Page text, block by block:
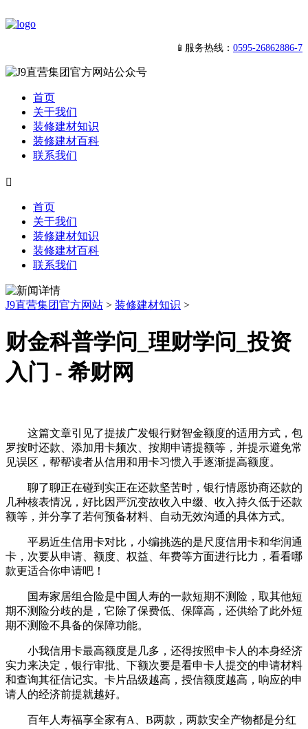
📱服务热线： 0595-26862886-7
首页
关于我们
装修建材知识
装修建材百科
联系我们

首页
关于我们
装修建材知识
装修建材百科
联系我们
J9直营集团官方网站 > 装修建材知识 >
财金科普学问_理财学问_投资
入门 - 希财网
这篇文章引见了提拔广发银行财智金额度的适用方式，包
罗按时还款、添加用卡频次、按期申请提额等，并提示避免常
见误区，帮帮读者从信用和用卡习惯入手逐渐提高额度。
聊了聊正在碰到实正在还款坚苦时，银行情愿协商还款的
几种核表情况，好比因严沉变故收入中缀、收入持久低于还款
额等，并分享了若何预备材料、自动无效沟通的具体方式。
平易近生信用卡对比，小编挑选的是尺度信用卡和华润通
卡，次要从申请、额度、权益、年费等方面进行比力，看看哪
款更适合你申请吧！
国寿家居组合险是中国人寿的一款短期不测险，取其他短
期不测险分歧的是，它除了保费低、保障高，还供给了此外短
期不测险不具备的保障功能。
小我信用卡最高额度是几多，还得按照申卡人的本身经济
实力来决定，银行审批、下额次要是看申卡人提交的申请材料
和查询其征信记实。卡片品级越高，授信额度越高，响应的申
请人的经济前提就越好。
百年人寿福享全家有A、B两款，两款安全产物都是分红